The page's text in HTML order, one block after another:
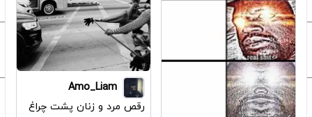
Amo_Liam
رقص مرد و زنان پشت چراغ